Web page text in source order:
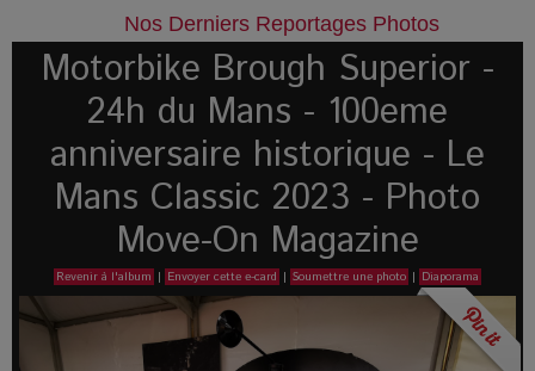
Nos Derniers Reportages Photos
Motorbike Brough Superior -
24h du Mans - 100eme
anniversaire historique - Le
Mans Classic 2023 - Photo
Move-On Magazine
Revenir à l'album | Envoyer cette e-card | Soumettre une photo | Diaporama